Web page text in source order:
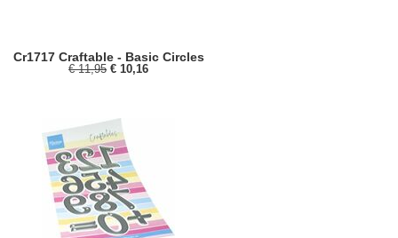
Cr1717 Craftable - Basic Circles
€ 11,95 € 10,16